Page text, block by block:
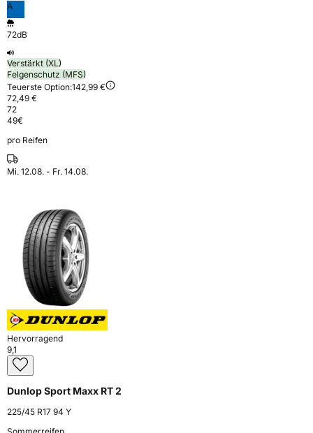
A
72dB
Verstärkt (XL)
Felgenschutz (MFS)
Teuerste Option:142,99 €
72,49 €
72
49€
pro Reifen
Mi. 12.08. - Fr. 14.08.
Hervorragend
9,1
Dunlop Sport Maxx RT 2
225/45 R17 94 Y